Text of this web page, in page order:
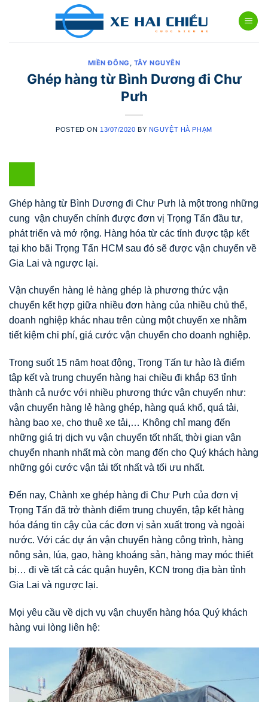
MIỀN ĐÔNG , TÂY NGUYÊN
Ghép hàng từ Bình Dương đi Chư
Pưh
POSTED ON 13/07/2020 BY NGUYỆT HÀ PHẠM
Ghép hàng từ Bình Dương đi Chư Pưh là một trong những
cung vận chuyển chính được đơn vị Trọng Tấn đầu tư,
phát triển và mở rộng. Hàng hóa từ các tỉnh được tập kết
tại kho bãi Trọng Tấn HCM sau đó sẽ được vận chuyển về
Gia Lai và ngược lại.
Vận chuyển hàng lẻ hàng ghép là phương thức vận
chuyển kết hợp giữa nhiều đơn hàng của nhiều chủ thể,
doanh nghiệp khác nhau trên cùng một chuyến xe nhằm
tiết kiệm chi phí, giá cước vận chuyển cho doanh nghiệp.
Trong suốt 15 năm hoạt động, Trọng Tấn tự hào là điểm
tập kết và trung chuyển hàng hai chiều đi khắp 63 tỉnh
thành cả nước với nhiều phương thức vận chuyển như:
vận chuyển hàng lẻ hàng ghép, hàng quá khổ, quá tải,
hàng bao xe, cho thuê xe tải,… Không chỉ mang đến
những giá trị dịch vụ vận chuyển tốt nhất, thời gian vận
chuyển nhanh nhất mà còn mang đến cho Quý khách hàng
những gói cước vận tải tốt nhất và tối ưu nhất.
Đến nay, Chành xe ghép hàng đi Chư Pưh của đơn vị
Trọng Tấn đã trở thành điểm trung chuyển, tập kết hàng
hóa đáng tin cậy của các đơn vị sản xuất trong và ngoài
nước. Với các dự án vận chuyển hàng công trình, hàng
nông sản, lúa, gạo, hàng khoáng sản, hàng may móc thiết
bị… đi về tất cả các quận huyên, KCN trong địa bàn tỉnh
Gia Lai và ngược lại.
Mọi yêu cầu về dịch vụ vận chuyển hàng hóa Quý khách
hàng vui lòng liên hệ: